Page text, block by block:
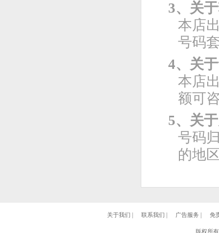
3、关
本店
号码
4、关
本店
额可
5、关
号码
的地
关于我们 联系我们 广告服务 免
版权所